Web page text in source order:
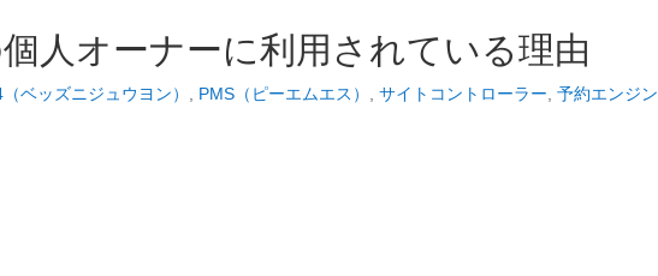
人オーナーに利用されている理由
ベッズニジュウヨン） PMS（ピーエムエス） ,サイトコントローラー ,予約エンジン